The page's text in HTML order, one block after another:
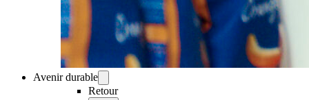
Avenir durable
Retour